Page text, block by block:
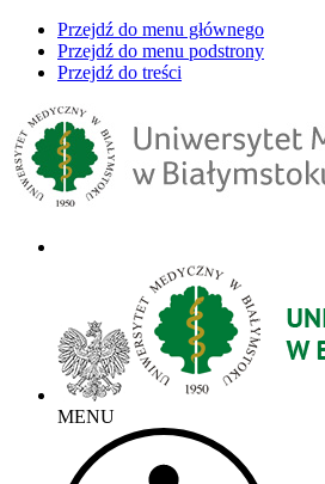
Przejdź do menu głównego
Przejdź do menu podstrony
Przejdź do treści
MENU